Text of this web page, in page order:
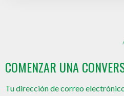
COMENZAR UNA
Tu dirección de correo